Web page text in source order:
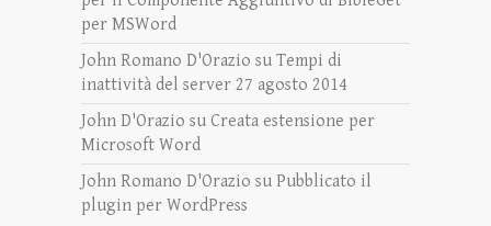
per MSWord
John Romano D'Orazio su Tempi di
inattività del server 27 agosto 2014
John D'Orazio su Creata estensione per
Microsoft Word
John Romano D'Orazio su Pubblicato il
plugin per WordPress